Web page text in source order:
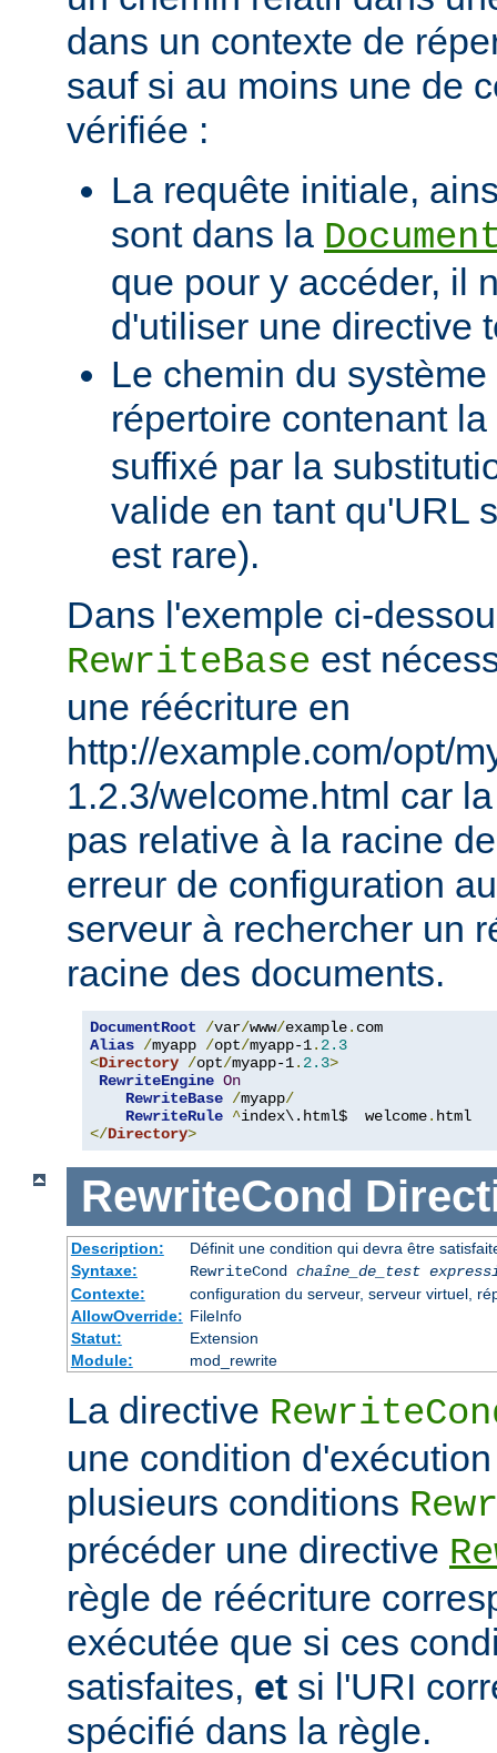
dans un contexte de
sauf si au moins une de
vérifiée :
La requête initiale,
sont dans la
que pour y accéder, il
d'utiliser une directive
Le chemin du
répertoire contenant la
suffixé par la
valide en tant qu'URL
est rare).
Dans l'exemple ci-
RewriteBase est
une réécriture en
http://example.com/opt/
1.2.3/welcome.html car
pas relative à la racine
erreur de configuration
serveur à rechercher un
racine des documents.
DocumentRoot /var/www/example.
Alias /myapp /opt/myapp-1. 2.3
<Directory /opt/myapp-1. 2.3>
RewriteEngine On
RewriteBase /myapp/
RewriteRule ^index\.html$  welcome.
</Directory>
RewriteCond
Description:
Définit une condition qui devra être
Syntaxe:
RewriteCond chaîne_de_test
Contexte:
configuration du serveur, serveur virtuel,
AllowOverride: FileInfo
Statut:
Extension
Module:
mod_rewrite
La directive
une condition
plusieurs conditions
précéder une directive
règle de réécriture
exécutée que si ces
satisfaites, et si l'URI
spécifié dans la règle.